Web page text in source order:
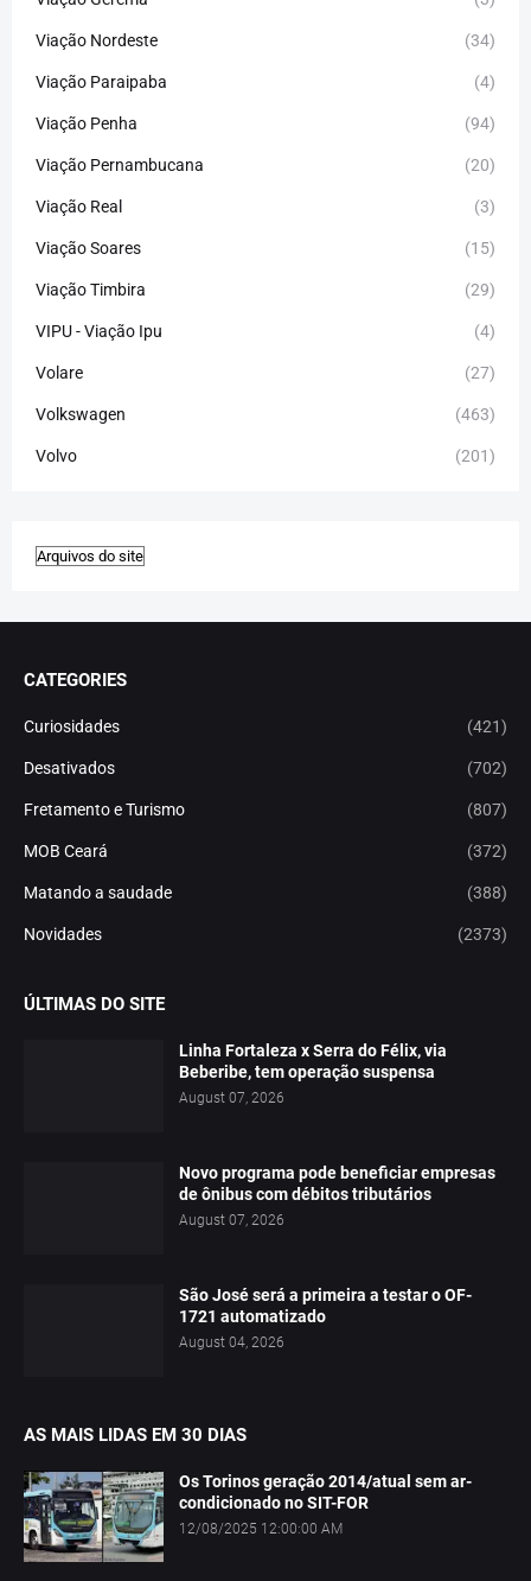
Viação Nordeste (34)
Viação Paraipaba (4)
Viação Penha (94)
Viação Pernambucana (20)
Viação Real (3)
Viação Soares (15)
Viação Timbira (29)
VIPU - Viação Ipu (4)
Volare (27)
Volkswagen (463)
Volvo (201)
CATEGORIES
Curiosidades (421)
Desativados (702)
Fretamento e Turismo (807)
MOB Ceará (372)
Matando a saudade (388)
Novidades (2373)
ÚLTIMAS DO SITE
Linha Fortaleza x Serra do Félix, via
Beberibe, tem operação suspensa
August 07, 2026
Novo programa pode beneficiar empresas
de ônibus com débitos tributários
August 07, 2026
São José será a primeira a testar o OF-
1721 automatizado
August 04, 2026
AS MAIS LIDAS EM 30 DIAS
Os Torinos geração 2014/atual sem ar-
condicionado no SIT-FOR
12/08/2025 12:00:00 AM